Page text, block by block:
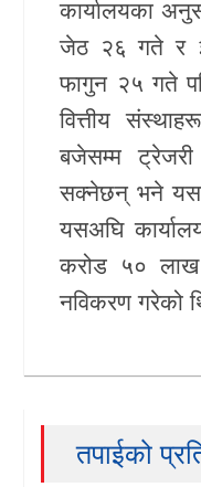
Unicode
कार्यालयका
जेठ २६ गते र
फागुन २५ गते
वित्तीय
बजेसम्म
सक्नेछन् भने
यसअघि
करोड ५० लाख
नविकरण गरेको
तपाईको